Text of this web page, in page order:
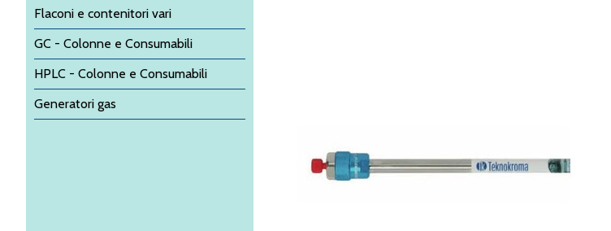
Flaconi e contenitori vari
GC - Colonne e Consumabili
HPLC - Colonne e Consumabili
Generatori gas